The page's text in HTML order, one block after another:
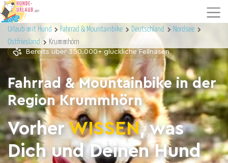
Urlaub mit Hund Fahrrad & Mountainbike Deutschland
Nordsee
Ostfriesland
Krummhörn
Bereits über 350.000+ glückliche Fellnasen
Fahrrad & Mountainbike in der
Region Krummhörn
VorherWISSEN, was
Dich und Deinen Hund